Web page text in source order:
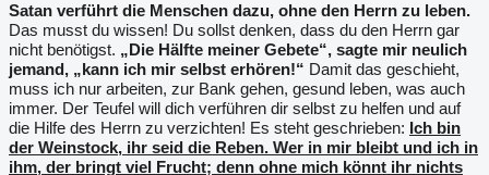
Satan verführt die Menschen dazu, ohne den Herrn zu leben.
Das musst du wissen! Du sollst denken, dass du den Herrn gar
nicht benötigst. „Die Hälfte meiner Gebete“, sagte mir neulich
jemand, „kann ich mir selbst erhören!“ Damit das geschieht,
muss ich nur arbeiten, zur Bank gehen, gesund leben, was auch
immer. Der Teufel will dich verführen dir selbst zu helfen und auf
die Hilfe des Herrn zu verzichten! Es steht geschrieben: Ich bin
der Wei­nstock, ihr seid die Reben. Wer in mir bleibt und ich in
ihm, der bringt viel Frucht; denn ohne mich könnt ihr nichts